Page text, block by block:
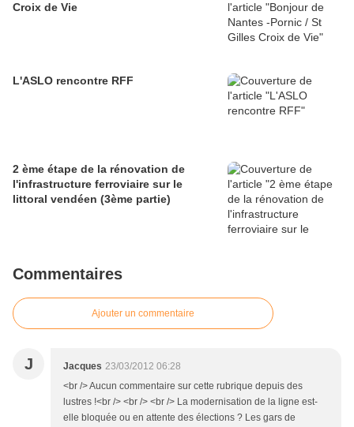
Croix de Vie
L'ASLO rencontre RFF
2 ème étape de la rénovation de
l'infrastructure ferroviaire sur le
littoral vendéen (3ème partie)
Commentaires
Ajouter un commentaire
J Jacques 23/03/2012 06:28
<br /> Aucun commentaire sur cette rubrique depuis des
lustres !<br /> <br /> <br /> La modernisation de la ligne est-
elle bloquée ou en attente des élections ? Les gars de